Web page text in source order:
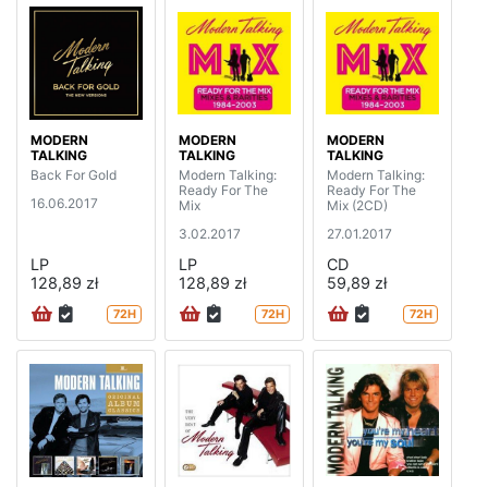
MODERN
TALKING
Back For Gold
16.06.2017
LP
128,89 zł
72H
MODERN
TALKING
Modern Talking:
Ready For The
Mix
3.02.2017
LP
128,89 zł
72H
MODERN
TALKING
Modern Talking:
Ready For The
Mix (2CD)
27.01.2017
CD
59,89 zł
72H